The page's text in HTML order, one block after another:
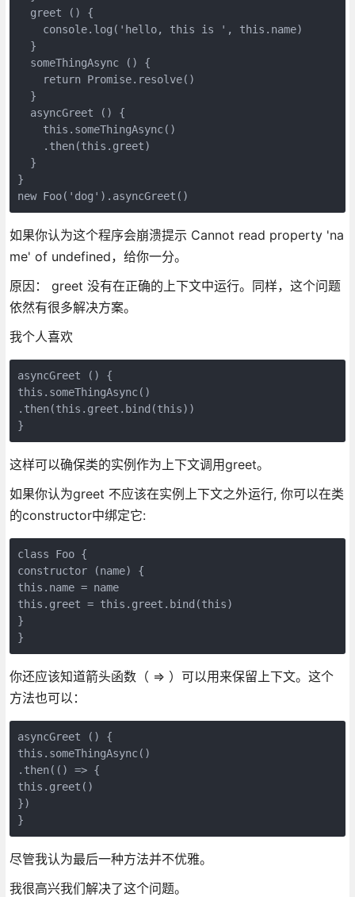
  greet () {
    console.log('hello, this is ', this.name)
  }
  someThingAsync () {
    return Promise.resolve()
  }
  asyncGreet () {
    this.someThingAsync()
    .then(this.greet)
  }
}
new Foo('dog').asyncGreet()
如果你认为这个程序会崩溃提示 Cannot read property 'na
me' of undefined，给你一分。
原因： greet 没有在正确的上下文中运行。同样，这个问题
依然有很多解决方案。
我个人喜欢
asyncGreet () {
this.someThingAsync()
.then(this.greet.bind(this))
}
这样可以确保类的实例作为上下文调用greet。
如果你认为greet 不应该在实例上下文之外运行, 你可以在类
的constructor中绑定它:
class Foo {
constructor (name) {
this.name = name
this.greet = this.greet.bind(this)
}
}
你还应该知道箭头函数（ => ）可以用来保留上下文。这个
方法也可以：
asyncGreet () {
this.someThingAsync()
.then(() => {
this.greet()
})
}
尽管我认为最后一种方法并不优雅。
我很高兴我们解决了这个问题。